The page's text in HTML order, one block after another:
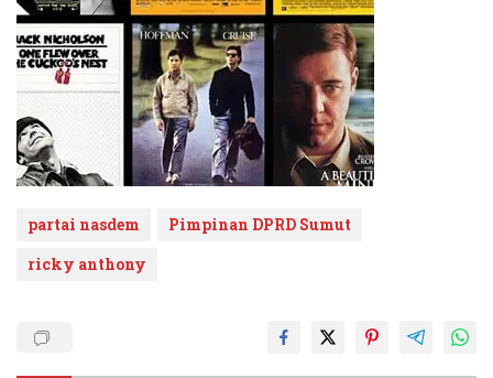
partai nasdem
Pimpinan DPRD Sumut
ricky anthony